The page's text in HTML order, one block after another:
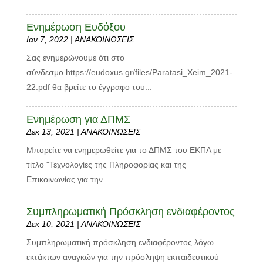
Ενημέρωση Ευδόξου
Ιαν 7, 2022| ΑΝΑΚΟΙΝΩΣΕΙΣ
Σας ενημερώνουμε ότι στο
σύνδεσμο https://eudoxus.gr/files/Paratasi_Xeim_2021-
22.pdf θα βρείτε το έγγραφο του...
Ενημέρωση για ΔΠΜΣ
Δεκ 13, 2021 | ΑΝΑΚΟΙΝΩΣΕΙΣ
Μπορείτε να ενημερωθείτε για το ΔΠΜΣ του ΕΚΠΑ με
τίτλο "Τεχνολογίες της Πληροφορίας και της
Επικοινωνίας για την...
Συμπληρωματική Πρόσκληση ενδιαφέροντος
Δεκ 10, 2021 | ΑΝΑΚΟΙΝΩΣΕΙΣ
Συμπληρωματική πρόσκληση ενδιαφέροντος λόγω
εκτάκτων αναγκών για την πρόσληψη εκπαιδευτικού